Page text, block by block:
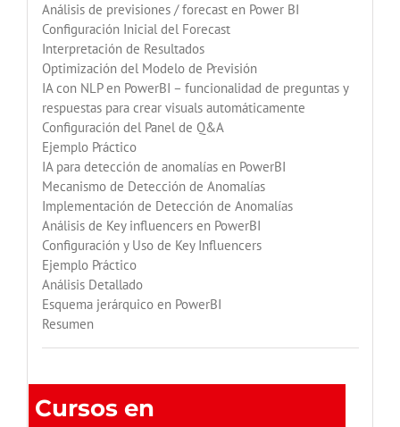
Análisis de previsiones / forecast en Power BI
Configuración Inicial del Forecast
Interpretación de Resultados
Optimización del Modelo de Previsión
IA con NLP en PowerBI – funcionalidad de preguntas y
respuestas para crear visuals automáticamente
Configuración del Panel de Q&A
Ejemplo Práctico
IA para detección de anomalías en PowerBI
Mecanismo de Detección de Anomalías
Implementación de Detección de Anomalías
Análisis de Key influencers en PowerBI
Configuración y Uso de Key Influencers
Ejemplo Práctico
Análisis Detallado
Esquema jerárquico en PowerBI
Resumen
Cursos en